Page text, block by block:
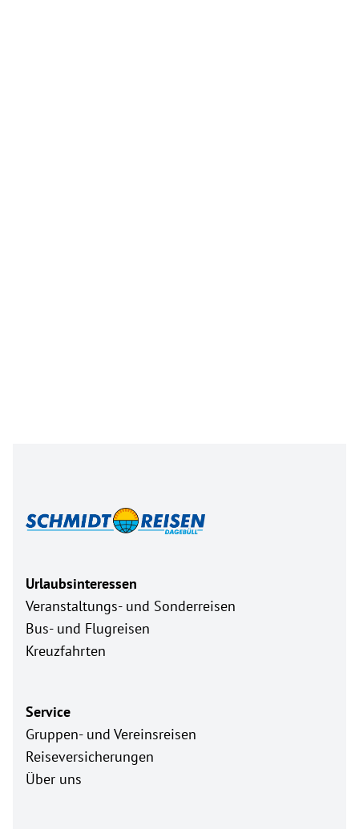
Urlaubsinteressen
Veranstaltungs- und Sonderreisen
Bus- und Flugreisen
Kreuzfahrten
Service
Gruppen- und Vereinsreisen
Reiseversicherungen
Über uns